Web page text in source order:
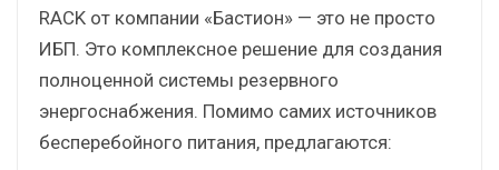
RACK от компании «Бастион» — это не просто
ИБП. Это комплексное решение для создания
полноценной системы резервного
энергоснабжения. Помимо самих источников
бесперебойного питания, предлагаются: